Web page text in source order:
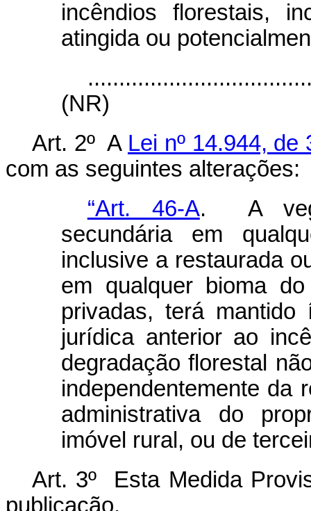
incêndios florestais,
atingida ou
(NR)
Art. 2º A Lei nº 14.944, de
com as seguintes alterações:
“Art. 46-A. A
secundária em
inclusive a restaurada
em qualquer bioma
privadas, terá
jurídica anterior ao
degradação florestal
independentemente da
administrativa do
imóvel rural, ou de
Art. 3º Esta Medida
publicação.